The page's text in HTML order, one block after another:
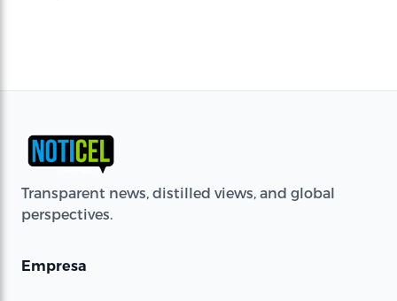
Transparent news, distilled views, and global
perspectives.
Empresa